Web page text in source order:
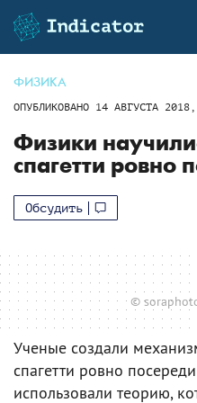
ФИЗИКА
ОПУБЛИКОВАНО 14 АВГУСТА
Физики
спагетти ровно
Обсудить
©
Ученые создали
спагетти ровно
использовали теорию,